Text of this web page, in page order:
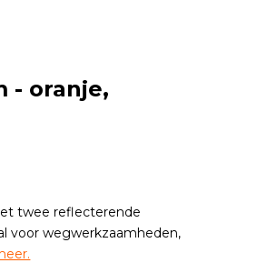
- oranje,
twee reflecterende
voor wegwerkzaamheden,